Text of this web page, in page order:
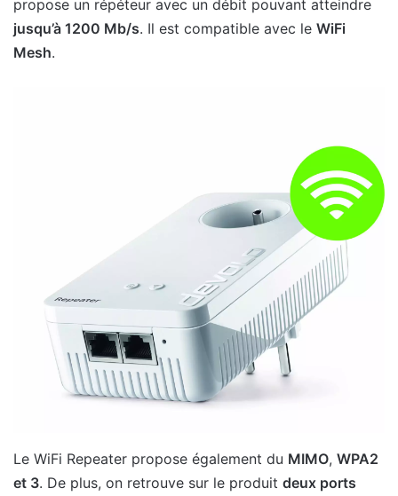
propose un répéteur avec un débit pouvant atteindre
jusqu’à 1200 Mb/s. Il est compatible avec le WiFi
Mesh.
Le WiFi Repeater propose également du MIMO, WPA2
et 3. De plus, on retrouve sur le produit deux ports